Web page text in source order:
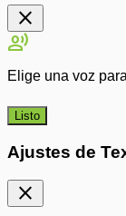
close
record_voice_over
Elige una voz
Listo
Ajustes de
close